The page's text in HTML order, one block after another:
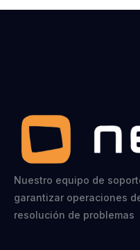
Nuestro equipo de
garantizar operaciones
resolución de problemas